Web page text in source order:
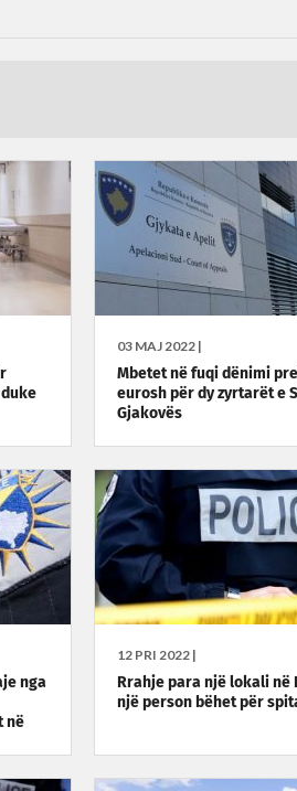
03 MAJ 2022 |
Mbetet në fuqi dënimi
eurosh për dy zyrtarët e
Gjakovës
nga
në
12 PRI 2022 |
Rrahje para një lokali në
një person bëhet për